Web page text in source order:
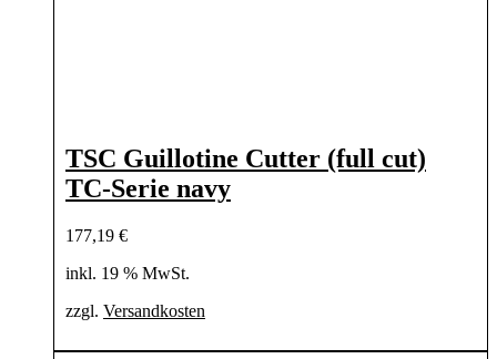
TSC Guillotine Cutter (full cut)
TC-Serie navy
177,19 €
inkl. 19 % MwSt.
zzgl. Versandkosten